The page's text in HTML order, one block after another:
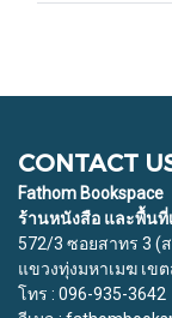
CONTACT
Fathom Bookspace
ร้านหนังสือ และพื้นที่
572/3 ซอยสาทร 3 (
แขวงทุ่งมหาเมฆ เข
โทร : 096-935-3642